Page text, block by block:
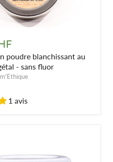
poudre blanchissant au
- sans fluor
1 avis